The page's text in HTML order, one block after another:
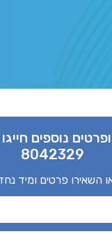
נוספים חייגו
8042329
פרטים ומיד נחזור